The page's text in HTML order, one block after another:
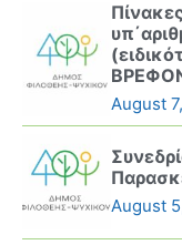
August
August